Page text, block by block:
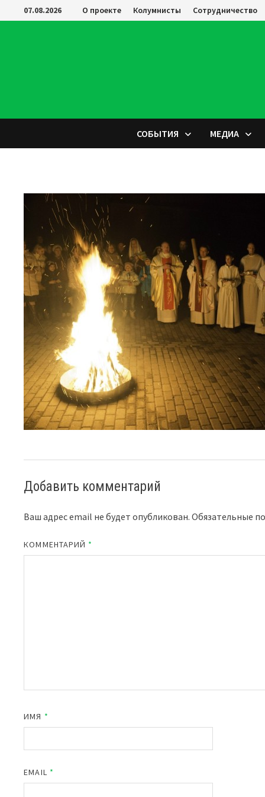
Перейти
к
07.08.2026 О проекте Колумнисты Сотрудничество
СОБЫТИЯ МЕДИА
Добавить комментарий
Ваш адрес email не будет опубликован. Обязательные
КОММЕНТАРИЙ *
ИМЯ *
EMAIL *